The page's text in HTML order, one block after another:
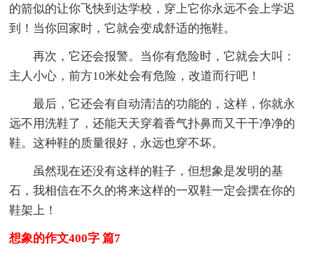
的箭似的让你飞快到达学校，穿上它你永远不会上学迟
到！当你回家时，它就会变成舒适的拖鞋。
再次，它还会报警。当你有危险时，它就会大叫：
主人小心，前方10米处会有危险，改道而行吧！
最后，它还会有自动清洁的功能的，这样，你就永
远不用洗鞋了，还能天天穿着香气扑鼻而又干干净净的
鞋。这种鞋的质量很好，永远也穿不坏。
虽然现在还没有这样的鞋子，但想象是发明的基
石，我相信在不久的将来这样的一双鞋一定会摆在你的
鞋架上！
想象的作文400字 篇7